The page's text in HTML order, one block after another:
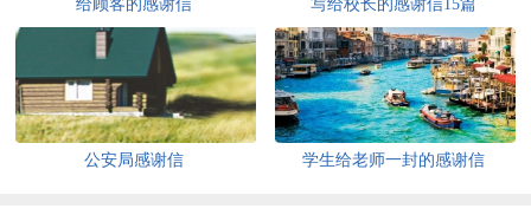
给顾客的感谢信 写给校长的感谢信15篇
公安局感谢信 学生给老师一封的感谢信